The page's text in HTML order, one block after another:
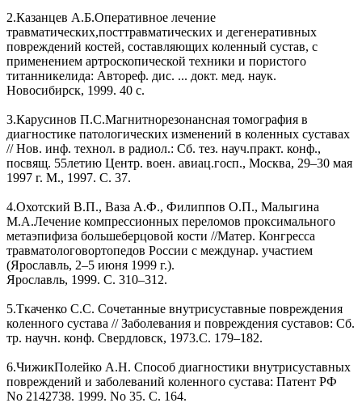
2.Казанцев А.Б.Оперативное лечение
травматических,посттравматических и дегенеративных
повреждений костей, составляющих коленный сустав, с
применением артроскопической техники и пористого
титанникелида: Автореф. дис. ... докт. мед. наук.
Новосибирск, 1999. 40 с.
3.Карусинов П.С.Магнитнорезонансная томография в
диагностике патологических изменений в коленных суставах
// Нов. инф. технол. в радиол.: Сб. тез. науч.практ. конф.,
посвящ. 55летию Центр. воен. авиац.госп., Москва, 29–30 мая
1997 г. М., 1997. С. 37.
4.Охотский В.П., Ваза А.Ф., Филиппов О.П., Малыгина
М.А.Лечение компрессионных переломов проксимального
метаэпифиза большеберцовой кости //Матер. Конгресса
травматологовортопедов России с междунар. участием
(Ярославль, 2–5 июня 1999 г.).
Ярославль, 1999. С. 310–312.
5.Ткаченко С.С. Сочетанные внутрисуставные повреждения
коленного сустава // Заболевания и повреждения суставов: Сб.
тр. научн. конф. Свердловск, 1973.С. 179–182.
6.ЧижикПолейко А.Н. Способ диагностики внутрисуставных
повреждений и заболеваний коленного сустава: Патент РФ
No 2142738. 1999. No 35. С. 164.